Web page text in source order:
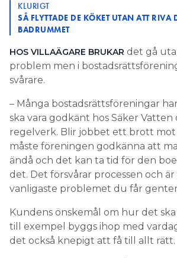
KLURIGT
SÅ FLYTTADE DE KÖKET UTAN ATT RIVA
BADRUMMET
HOS VILLAÄGARE BRUKAR det gå
problem men i
svårare.
– Många bostadsrättsföreningar
ska vara godkänt hos Säker
regelverk. Blir jobbet ett brott mot
måste föreningen godkänna att
ändå och det kan ta tid för den
det. Det försvårar processen och
vanligaste problemet du får
Kundens önskemål om hur det
till exempel byggs ihop med
det också knepigt att få till allt rätt.